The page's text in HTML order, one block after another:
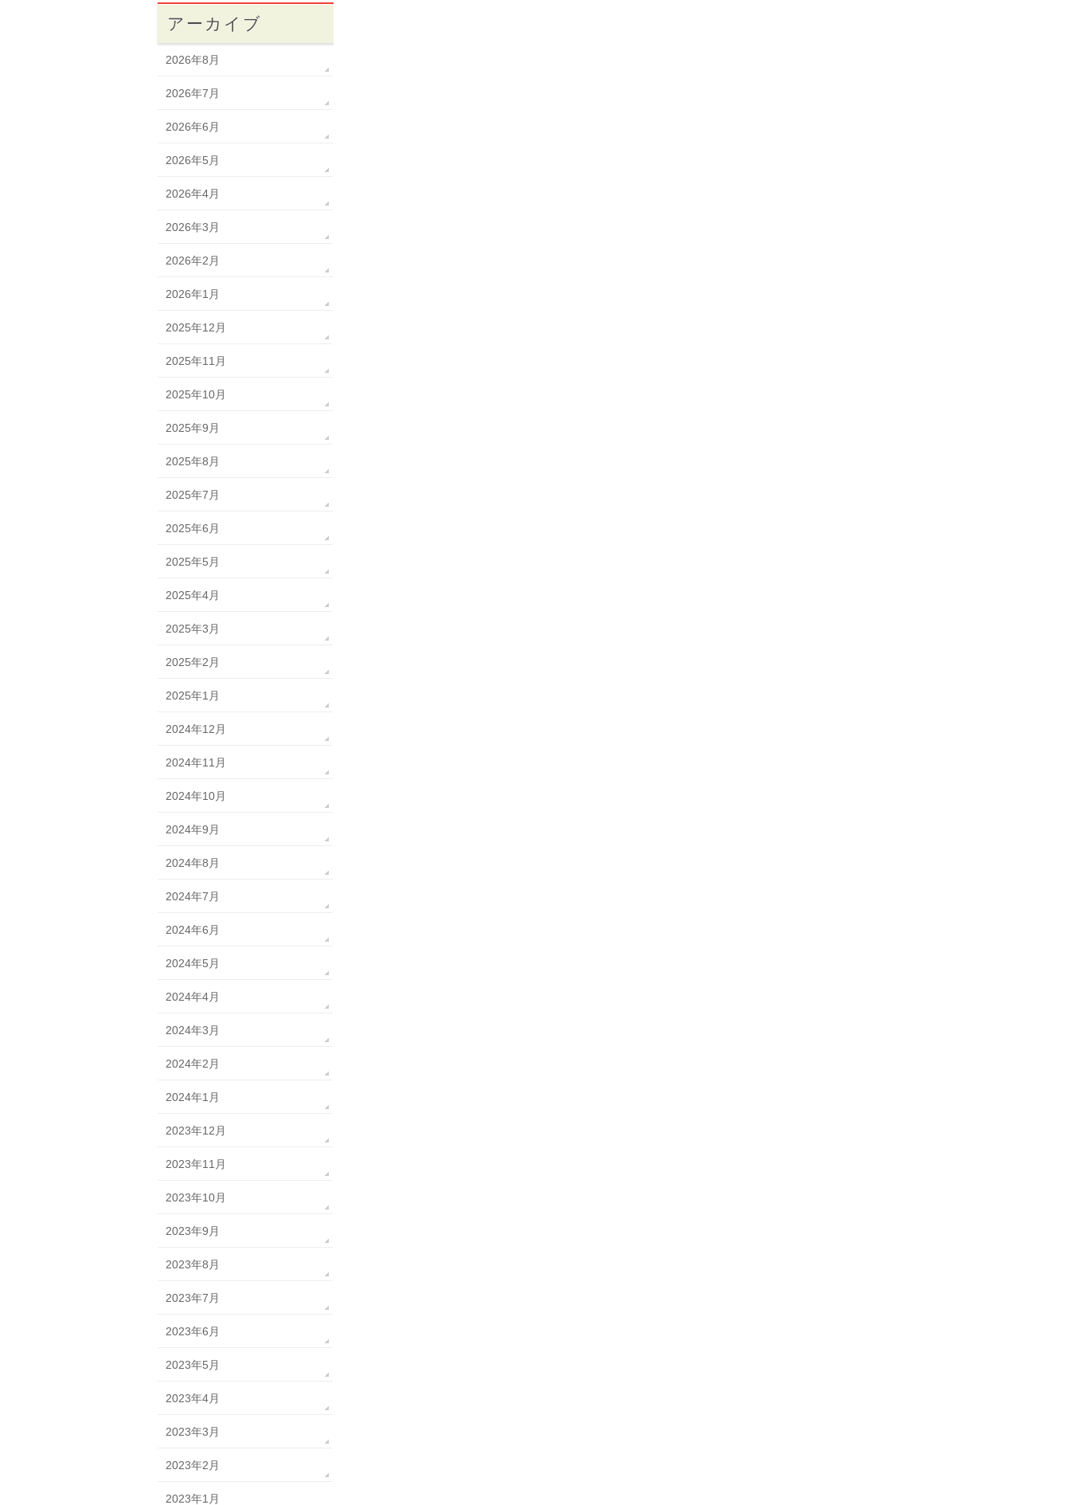
アーカイブ
2026年8月
2026年7月
2026年6月
2026年5月
2026年4月
2026年3月
2026年2月
2026年1月
2025年12月
2025年11月
2025年10月
2025年9月
2025年8月
2025年7月
2025年6月
2025年5月
2025年4月
2025年3月
2025年2月
2025年1月
2024年12月
2024年11月
2024年10月
2024年9月
2024年8月
2024年7月
2024年6月
2024年5月
2024年4月
2024年3月
2024年2月
2024年1月
2023年12月
2023年11月
2023年10月
2023年9月
2023年8月
2023年7月
2023年6月
2023年5月
2023年4月
2023年3月
2023年2月
2023年1月